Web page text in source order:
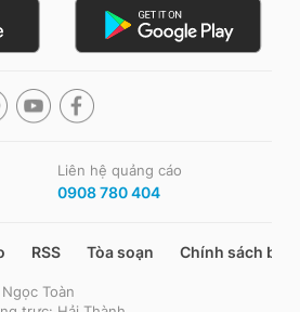
Liên hệ quảng cáo
0908 780 404
RSS Tòa soạn Chính sách bảo
Toàn